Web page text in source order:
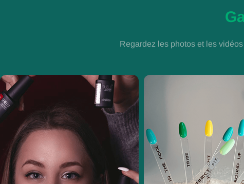
Regardez les photos et les